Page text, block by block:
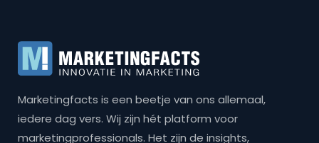
Marketingfacts is een beetje van ons allemaal,
iedere dag vers. Wij zijn hét platform voor
marketingprofessionals. Het zijn de insights,